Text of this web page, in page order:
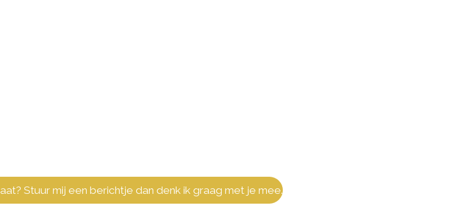
Stuur mij een berichtje dan denk ik graag met je mee.